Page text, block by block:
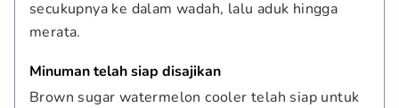
secukupnya ke dalam wadah, lalu aduk hingga
merata.
Minuman telah siap disajikan
Brown sugar watermelon cooler telah siap untuk